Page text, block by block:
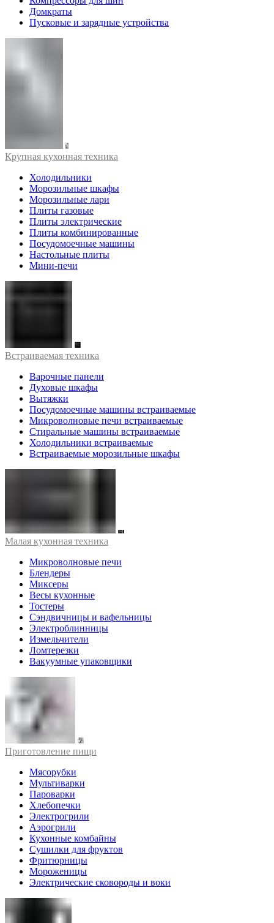
Домкраты
Пусковые и зарядные устройства
Крупная кухонная техника
Холодильники
Морозильные шкафы
Морозильные лари
Плиты газовые
Плиты электрические
Плиты комбинированные
Посудомоечные машины
Настольные плиты
Мини-печи
Встраиваемая техника
Варочные панели
Духовые шкафы
Вытяжки
Посудомоечные машины встраиваемые
Микроволновые печи встраиваемые
Стиральные машины встраиваемые
Холодильники встраиваемые
Встраиваемые морозильные шкафы
Малая кухонная техника
Микроволновые печи
Блендеры
Миксеры
Весы кухонные
Тостеры
Сэндвичницы и вафельницы
Электроблинницы
Измельчители
Ломтерезки
Вакуумные упаковщики
Приготовление пищи
Мясорубки
Мультиварки
Пароварки
Хлебопечки
Электрогрили
Аэрогрили
Кухонные комбайны
Сушилки для фруктов
Фритюрницы
Мороженицы
Электрические сковороды и воки